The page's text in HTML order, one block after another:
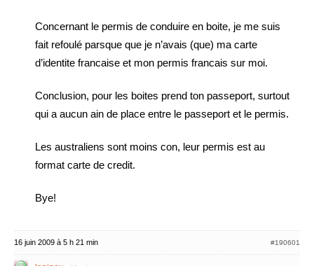
Concernant le permis de conduire en boite, je me suis
fait refoulé parsque que je n’avais (que) ma carte
d’identite francaise et mon permis francais sur moi.
Conclusion, pour les boites prend ton passeport, surtout
qui a aucun ain de place entre le passeport et le permis.
Les australiens sont moins con, leur permis est au
format carte de credit.
Bye!
16 juin 2009 à 5 h 21 min #190601